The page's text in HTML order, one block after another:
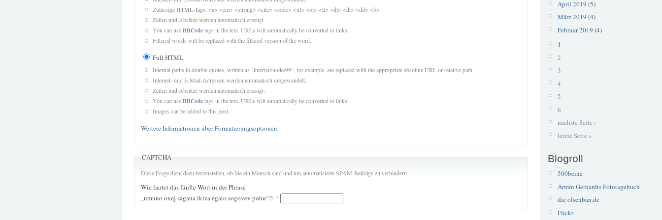
Zulässige HTML-Tags: <a> <em> <strong> <cite> <code> <ul> <ol> <li> <dl> <dt> <dd> <b>
Zeilen und Absätze werden automatisch erzeugt.
You can useBBCodetags in the text. URLs will automatically be converted to links.
Filtered words will be replaced with the filtered version of the word.
Full HTML
Internal paths in double quotes, written as "internal:node/99", for example, are replaced with the appropriate absolute URL or relative path.
Internet- und E-Mail-Adressen werden automatisch umgewandelt.
Zeilen und Absätze werden automatisch erzeugt.
You can useBBCodetags in the text. URLs will automatically be converted to links.
Images can be added to this post.
Weitere Informationen über Formatierungsoptionen
CAPTCHA
Diese Frage dient dazu festzustellen, ob Sie ein Mensch sind und um automatisierte SPAM-Beiträge zu verhindern.
Wie lautet das fünfte Wort in der Phrase
„umuno oxej sagana ikiza egato sogovev pohu“?: *
April 2019 (5)
März 2019 (4)
Februar 2019 (4)
1
2
3
4
5
6
nächste Seite ›
letzte Seite »
Blogroll
500beine
Armin Gerhardts Fototagebuch
die olsenban.de
Flickr